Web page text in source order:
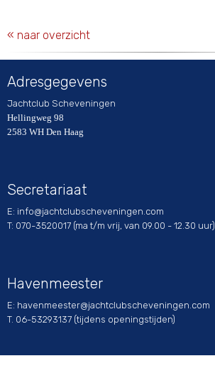
« naar overzicht
Adresgegevens
Jachtclub Scheveningen
Hellingweg 98
2583 WH Den Haag
Secretariaat
E: ofni@jachtclubscheveningen.com
T: 070-3520017 (ma t/m vrij, van 09.00 - 12.30 uur)
Havenmeester
E: retseemnevah@jachtclubscheveningen.com
T. 06-53293137 (tijdens openingstijden)